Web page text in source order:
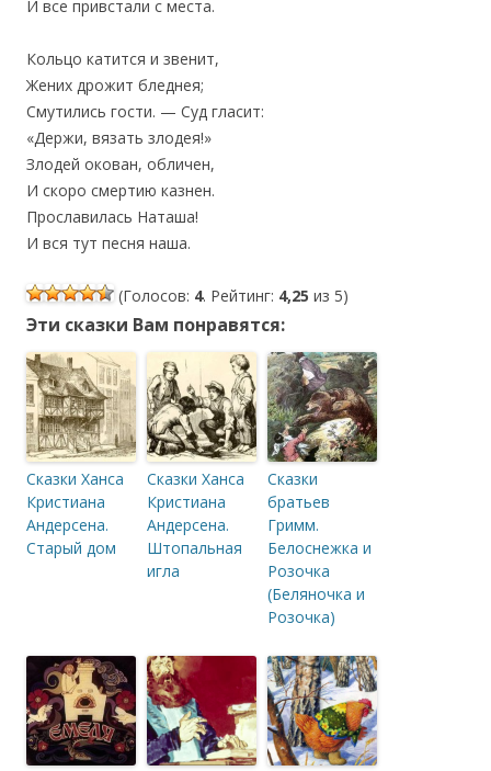
‎И все привстали с места.
Кольцо катится и звенит,
‎Жених дрожит бледнея;
Смутились гости. — Суд гласит:
‎«Держи, вязать злодея!»
Злодей окован, обличен,
И скоро смертию казнен.
‎Прославилась Наташа!
‎И вся тут песня наша.
(Голосов: 4. Рейтинг: 4,25 из 5)
Эти сказки Вам понравятся:
Сказки Ханса
Кристиана
Андерсена.
Старый дом
Сказки Ханса
Кристиана
Андерсена.
Штопальная
игла
Сказки
братьев
Гримм.
Белоснежка и
Розочка
(Беляночка и
Розочка)